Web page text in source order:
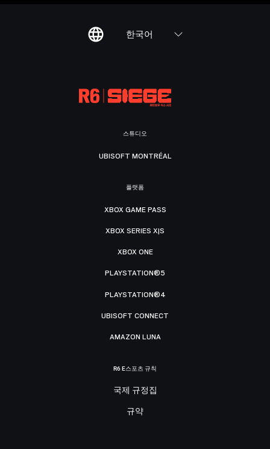
한국어
스튜디오
UBISOFT MONTRÉAL
플랫폼
XBOX GAME PASS
XBOX SERIES X|S
XBOX ONE
PLAYSTATION®5
PLAYSTATION®4
UBISOFT CONNECT
AMAZON LUNA
R6 E스포츠 규칙
국제 규정집
규약